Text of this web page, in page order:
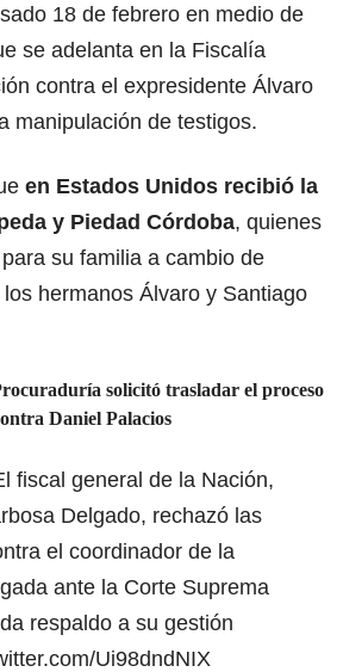
18 de febrero en medio de
se adelanta en la Fiscalía
contra el expresidente Álvaro
manipulación de testigos.
en Estados Unidos recibió la
y Piedad Córdoba, quienes
su familia a cambio de
hermanos Álvaro y Santiago
solicitó trasladar el proceso
Daniel Palacios
fiscal general de la Nación,
Delgado, rechazó las
el coordinador de la
ante la Corte Suprema
respaldo a su gestión
Ui98dndNIX